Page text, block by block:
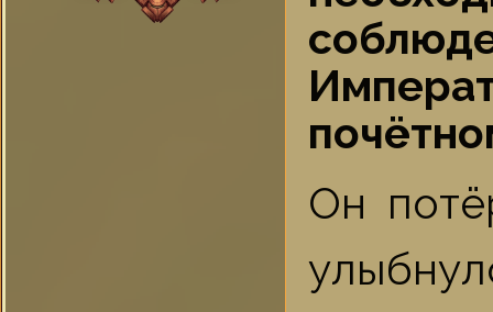
Он